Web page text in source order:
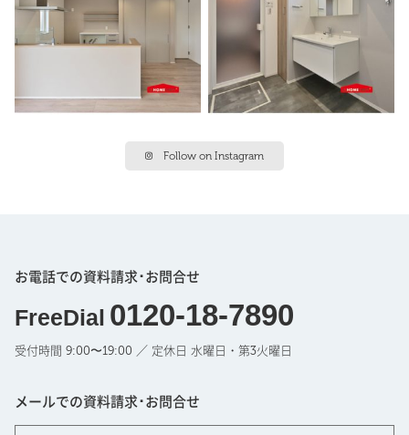
Follow on Instagram
お電話での資料請求･お問合せ
FreeDial 0120-18-7890
受付時間 9:00〜19:00 ／ 定休日 水曜日・第3火曜日
メールでの資料請求･お問合せ